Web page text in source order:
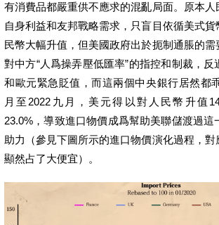
有消費品都嚴重供不應求的混亂局面。原本人
自身利益和友邦戰略需求，只盲目依循美式貨
民幣大幅升值，但美國政府出於扼制通脹的
對中方“人爲操弄壓低匯率”的指控和制裁，
和歐元緊急貶值，而這兩個中央銀行居然都
月至2022九月，美元得以對人民幣升值
23.0%，導致進口物價成爲幫助美聯儲渡過
助力（參見下圖所示的進口物價演化過程，
顯然占了大便宜）。